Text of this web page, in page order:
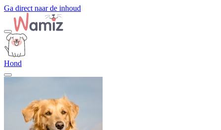
Ga direct naar de inhoud
Hond